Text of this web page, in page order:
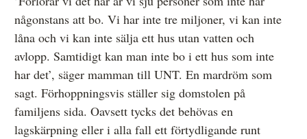
någonstans att bo. Vi har inte tre miljoner, vi kan inte
låna och vi kan inte sälja ett hus utan vatten och
avlopp. Samtidigt kan man inte bo i ett hus som inte
har det’, säger mamman till UNT. En mardröm som
sagt. Förhoppningsvis ställer sig domstolen på
familjens sida. Oavsett tycks det behövas en
lagskärpning eller i alla fall ett förtydligande runt